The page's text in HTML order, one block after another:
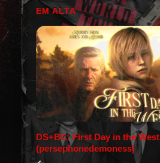
EM ALTA
DS+BC: First Day in the West
(persephonedemoness)